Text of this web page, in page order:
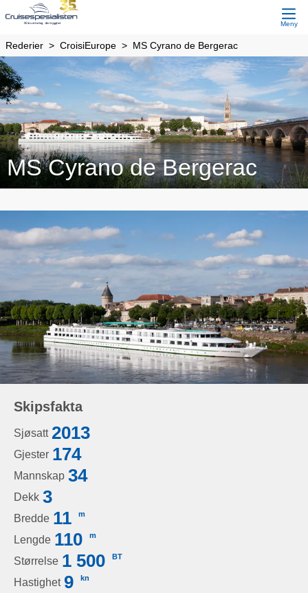
Meny
Rederier CroisiEurope MS Cyrano de Bergerac
MS Cyrano de Bergerac
Skipsfakta
Sjøsatt 2013
Gjester 174
Mannskap 34
Dekk 3
Bredde 11 m
Lengde 110 m
Størrelse 1 500 BT
Hastighet 9 kn